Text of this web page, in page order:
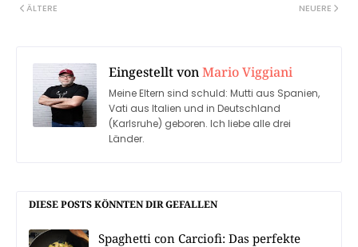
NEUERE
ÄLTERE
Eingestellt vonMario Viggiani
Meine Eltern sind schuld: Mutti aus Spanien,
Vati aus Italien und in Deutschland
(Karlsruhe) geboren. Ich liebe alle drei
Länder.
DIESE POSTS KÖNNTEN DIR GEFALLEN
Spaghetti con Carciofi: Das perfekte